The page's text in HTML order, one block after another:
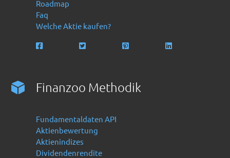
Roadmap
Faq
Welche Aktie kaufen?
Finanzoo Methodik
Fundamentaldaten API
Aktienbewertung
Aktienindizes
Dividendenrendite